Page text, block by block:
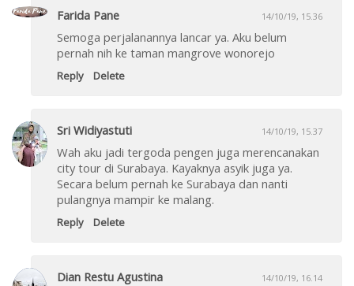
Farida Pane 14/10/19, 15.36
Semoga perjalanannya lancar ya. Aku belum
pernah nih ke taman mangrove wonorejo
Reply Delete
Sri Widiyastuti 14/10/19, 15.37
Wah aku jadi tergoda pengen juga merencanakan
city tour di Surabaya. Kayaknya asyik juga ya.
Secara belum pernah ke Surabaya dan nanti
pulangnya mampir ke malang.
Reply Delete
Dian Restu Agustina 14/10/19, 16.14